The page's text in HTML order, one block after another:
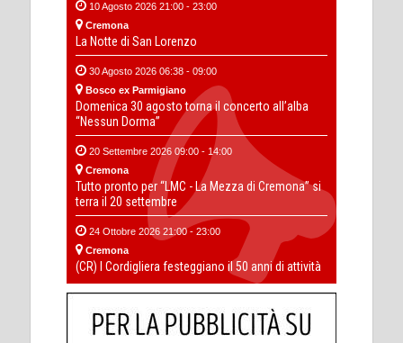
10 Agosto 2026 21:00 - 23:00
Cremona
La Notte di San Lorenzo
30 Agosto 2026 06:38 - 09:00
Bosco ex Parmigiano
Domenica 30 agosto torna il concerto all’alba
“Nessun Dorma”
20 Settembre 2026 09:00 - 14:00
Cremona
Tutto pronto per “LMC - La Mezza di Cremona” si
terra il 20 settembre
24 Ottobre 2026 21:00 - 23:00
Cremona
(CR) I Cordigliera festeggiano il 50 anni di attività